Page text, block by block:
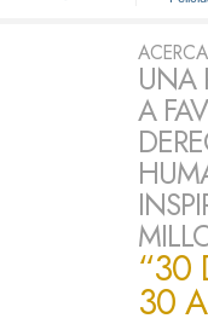
UNA
A
“30
30